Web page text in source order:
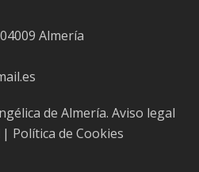
Almería
de Almería. Aviso legal
| Política de Cookies